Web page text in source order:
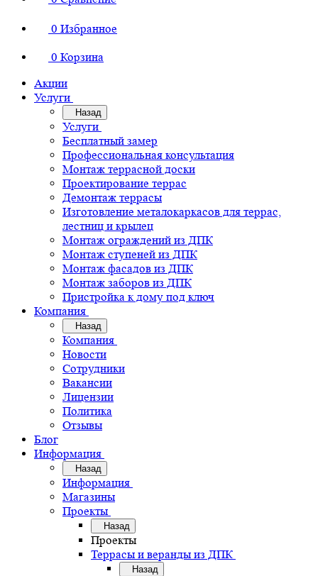
0 Избранное
0 Корзина
Акции
Услуги
Назад
Услуги
Бесплатный замер
Профессиональная консультация
Монтаж террасной доски
Проектирование террас
Демонтаж террасы
Изготовление металокаркасов для террас,
лестниц и крылец
Монтаж ограждений из ДПК
Монтаж ступеней из ДПК
Монтаж фасадов из ДПК
Монтаж заборов из ДПК
Пристройка к дому под ключ
Компания
Назад
Компания
Новости
Сотрудники
Вакансии
Лицензии
Политика
Отзывы
Блог
Информация
Назад
Информация
Магазины
Проекты
Назад
Проекты
Террасы и веранды из ДПК
Назад